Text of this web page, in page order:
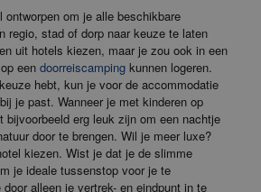
ontworpen om je alle beschikbare
regio, stad of dorp naar keuze te laten
uit hotels kiezen, maar je zou ook in een
eendoorreiscamping kunnen logeren.
hebt, kun je voor de accommodatie
je past. Wanneer je met kinderen op
bijvoorbeeld erg leuk zijn om een nachtje
door te brengen. Wil je meer luxe?
kiezen. Wist je dat je de slimme
je ideale tussenstop voor je te
alleen je vertrek- en eindpunt in te